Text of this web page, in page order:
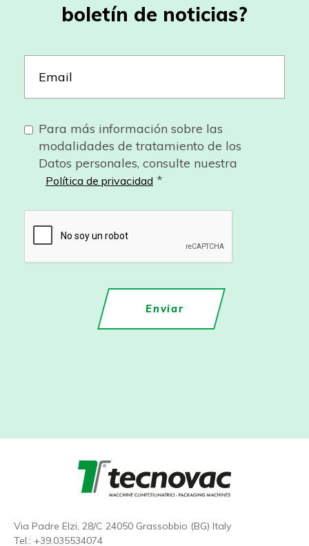
boletín de noticias?
Para más información sobre las
modalidades de tratamiento de los
Datos personales, consulte nuestra
Política de privacidad *
Via Padre Elzi, 28/C 24050 Grassobbio (BG) Italy
Tel.: +39.035534074